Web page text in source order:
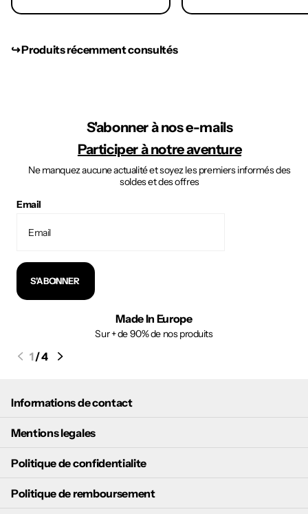
↪︎ Produits récemment consultés
S'abonner à nos e-mails
Participer à notre aventure
Ne manquez aucune actualité et soyez les premiers informés des
soldes et des offres
Email
S'ABONNER
Made In Europe
Sur + de 90% de nos produits
1/4
Informations de contact
Mentions legales
Politique de confidentialite
Politique de remboursement